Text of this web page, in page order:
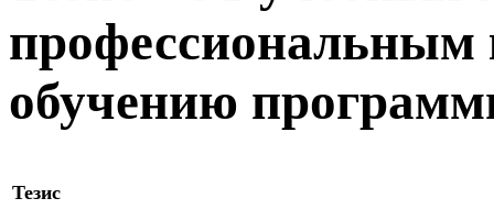
профессиональным
обучению
Тезис